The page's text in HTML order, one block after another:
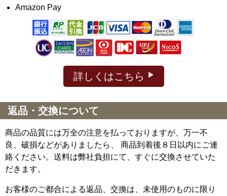
Amazon Pay
詳しくはこちら
返品・交換について
商品の品質には万全の注意を払っておりますが、万一不
良、破損などがありましたら、 商品到着後８日以内にご連
絡ください。送料は弊社負担にて、すぐに交換させていた
だきます。
お客様のご都合による返品、交換は、未使用のものに限り